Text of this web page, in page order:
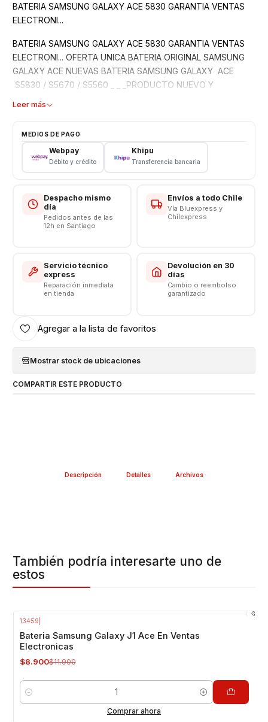
BATERIA SAMSUNG GALAXY ACE 5830 GARANTIA VENTAS
ELECTRONI...
BATERIA SAMSUNG GALAXY ACE 5830 GARANTIA VENTAS
ELECTRONI... OFERTA UNICA BATERIA ORIGINAL SAMSUNG
GALAXY ACE NUEVAS BATERIA SAMSUNG GALAXY ACE
S5830 / S5670 / S5560 _ _ _PRODUCTO NUEVO Y
Leer más
MEDIOS DE PAGO
Webpay
Débito y crédito
Khipu
Transferencia bancaria
Despacho mismo
día
Pedidos antes de las
12h en Santiago
Envíos a todo Chile
Vía Bluexpress y
Chilexpress
Servicio técnico
express
Reparación inmediata
en tienda
Devolución en 30
días
Cambio o reembolso
garantizado
Agregar a la lista de favoritos
Mostrar stock de ubicaciones
COMPARTIR ESTE PRODUCTO
Descripción Detalles Archivos
También podría interesarte uno de
estos
13459
Bateria Samsung Galaxy J1 Ace En Ventas
Electronicas
$8.900$11.900
Cantidad
Comprar ahora